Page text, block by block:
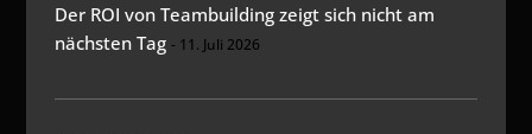
Der ROI von Teambuilding zeigt sich nicht am
nächsten Tag
11. Juli 2026